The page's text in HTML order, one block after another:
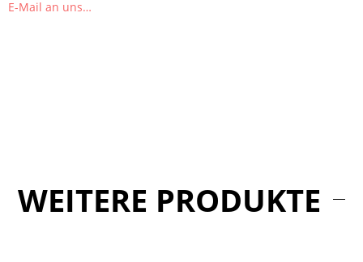
E-Mail an uns…
WEITERE PRODUKTE